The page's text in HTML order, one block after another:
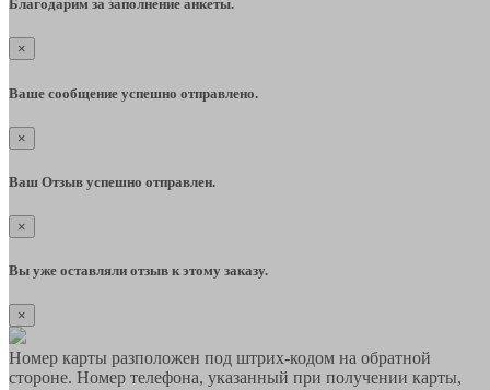
Благодарим за заполнение анкеты.
×
Ваше сообщение успешно отправлено.
×
Ваш Отзыв успешно отправлен.
×
Вы уже оставляли отзыв к этому заказу.
×
Номер карты разположен под штрих-кодом на обратной
стороне. Номер телефона, указанный при получении карты,